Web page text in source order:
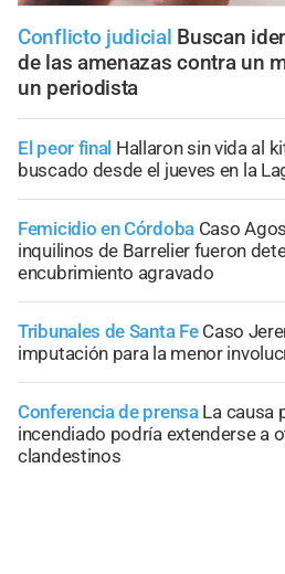
Conflicto judicial Buscan
de las amenazas contra un
un periodista
El peor final Hallaron sin vida al
buscado desde el jueves en la
Femicidio en Córdoba Caso
inquilinos de Barrelier fueron
encubrimiento agravado
Tribunales de Santa Fe Caso
imputación para la menor
Conferencia de prensa La causa
incendiado podría extenderse a
clandestinos